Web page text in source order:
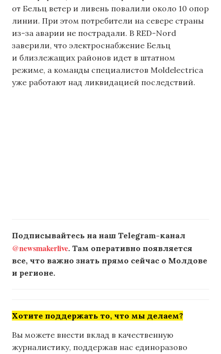
от Бельц ветер и ливень повалили около 10 опор
линии. При этом потребители на севере страны
из-за аварии не пострадали. В RED-Nord
заверили, что электроснабжение Бельц
и близлежащих районов идет в штатном
режиме, а команды специалистов Moldelectrica
уже работают над ликвидацией последствий.
Подписывайтесь на наш Telegram-канал
@newsmakerlive. Там оперативно появляется
все, что важно знать прямо сейчас о Молдове
и регионе.
Хотите поддержать то, что мы делаем?
Вы можете внести вклад в качественную
журналистику, поддержав нас единоразово